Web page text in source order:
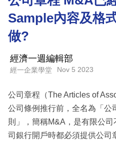
財
商
科
技
生
活
Sample內容及格
做?
經濟一週編輯部
經一企業學堂 Nov 5 2023
公司章程（The Articles of
公司條例推行前，全名為「公
則」，簡稱M&A，是有限公
司銀行開戶時都必須提供公司